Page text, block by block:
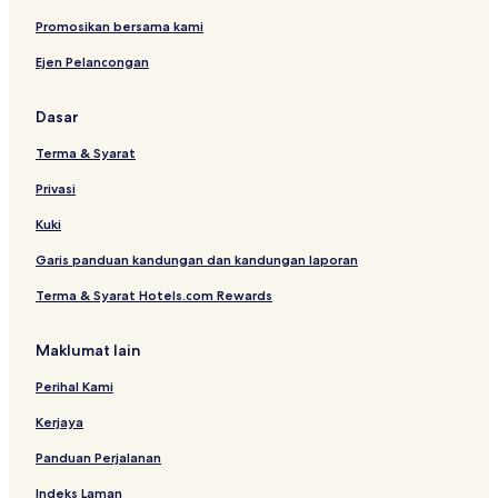
y
a
g
R
H
H
e
l
i
l
i
o
w
n
r
o
t
Promosikan bersama kami
Ejen Pelancongan
Dasar
Terma & Syarat
Privasi
Kuki
Garis panduan kandungan dan kandungan laporan
Terma & Syarat Hotels.com Rewards
Maklumat lain
Perihal Kami
Kerjaya
Panduan Perjalanan
Indeks Laman